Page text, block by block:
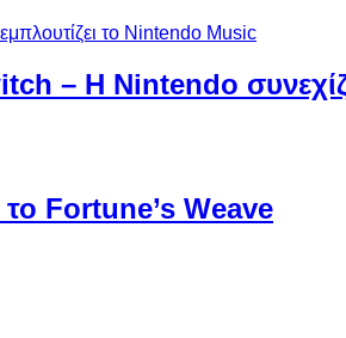
– Η Nintendo
Fortune’s Weave